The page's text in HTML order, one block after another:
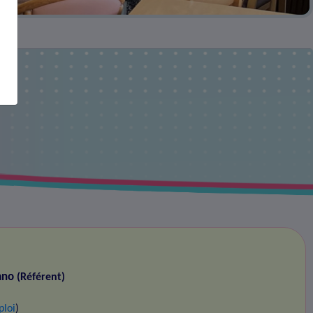
(Référent)
)